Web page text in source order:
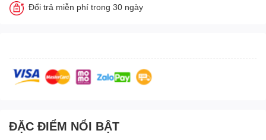
Đổi trả miễn phí trong 30 ngày
ĐẶC ĐIỂM NỔI BẬT